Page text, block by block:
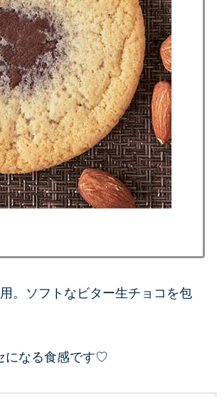
。ソフトなビター生チョコを包
になる食感です♡